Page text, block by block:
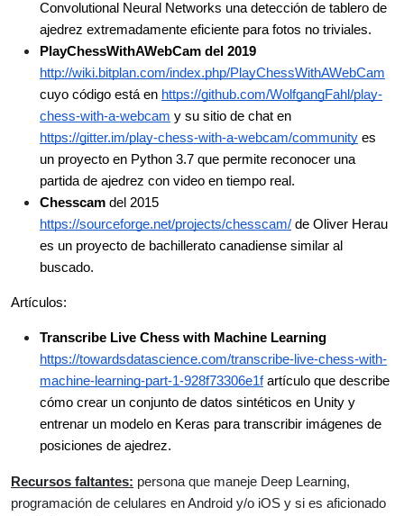
Convolutional Neural Networks una detección de tablero de
ajedrez extremadamente eficiente para fotos no triviales.
http://wiki.bitplan.com/index.php/PlayChessWithAWebCam
cuyo código está en https://github.com/WolfgangFahl/play-
chess-with-a-webcam
https://gitter.im/play-chess-with-a-webcam/community es
un proyecto en Python 3.7 que permite reconocer una
partida de ajedrez con video en tiempo real.
Chesscam
https://sourceforge.net/projects/chesscam/ de Oliver Herau
es un proyecto de bachillerato canadiense similar al
buscado.
Artículos:
Transcribe Live Chess with Machine Learning
https://towardsdatascience.com/transcribe-live-chess-with-
machine-learning-part-1-928f73306e1f artículo que describe
cómo crear un conjunto de datos sintéticos en Unity y
entrenar un modelo en Keras para transcribir imágenes de
posiciones de ajedrez.
Recursos faltantes: persona que maneje Deep Learning,
programación de celulares en Android y/o iOS y si es aficionado